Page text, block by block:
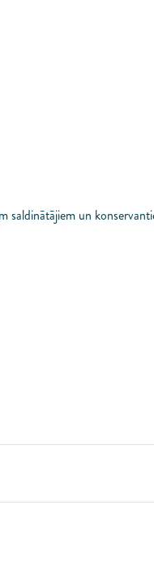
saldinātājiem un